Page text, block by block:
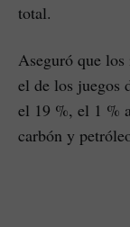
total.
Aseguró que los
el de los juegos
el 19 %, el 1 %
carbón y